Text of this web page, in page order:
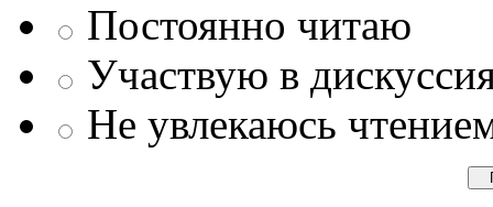
Постоянно читаю
Участвую в
Не увлекаюсь